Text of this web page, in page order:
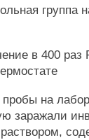
группа
в 400 раз
пробы на
заражали